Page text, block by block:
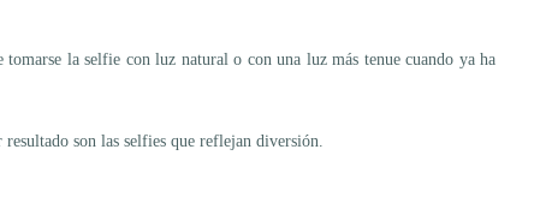
la selfie con luz natural o con una luz más tenue cuando ya ha
son las selfies que reflejan diversión.